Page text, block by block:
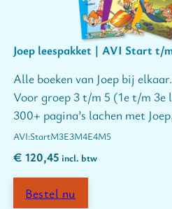
Joep leespakket | AVI Start t/
Alle boeken van Joep bij elkaar.
Voor groep 3 t/m 5 (1e t/m 3e
300+ pagina’s lachen met
StartM3E3M4E4M5
€ 120,45 incl. btw
Bestel nu